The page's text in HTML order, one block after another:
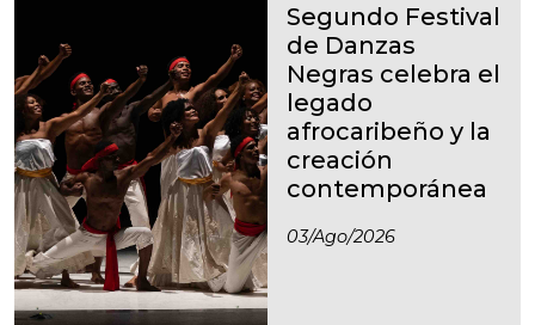
Segundo Festival
de Danzas
Negras celebra el
legado
afrocaribeño y la
creación
contemporánea
03/ago/2026